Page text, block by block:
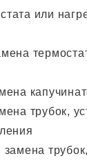
или
трубок,
замена